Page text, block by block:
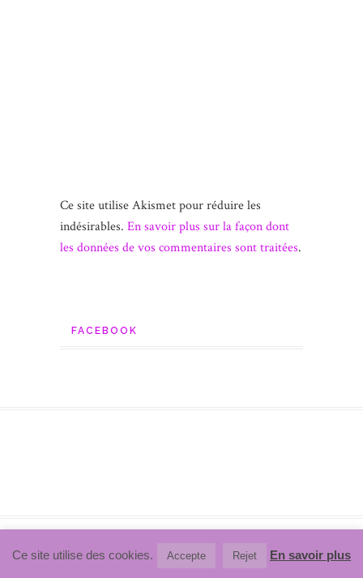
Ce site utilise Akismet pour réduire les
indésirables. En savoir plus sur la façon dont
les données de vos commentaires sont traitées.
FACEBOOK
Ce site utilise des cookies. Accepte Rejet En savoir plus